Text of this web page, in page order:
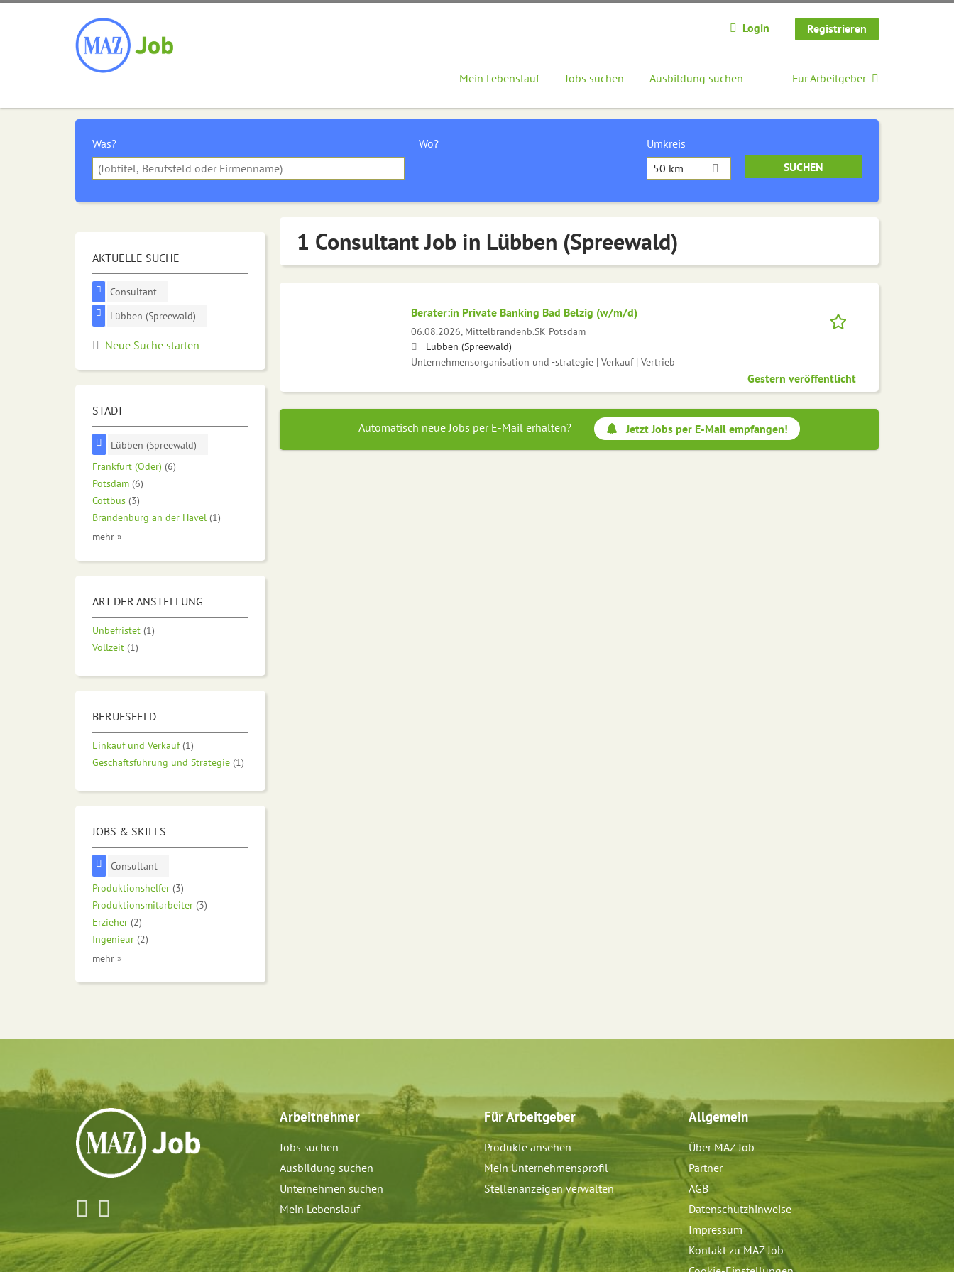
Login Registrieren
Mein Lebenslauf Jobs suchen Ausbildung suchen Für Arbeitgeber
Was? Wo?
Umkreis
50 km
1 Consultant Job in Lübben (Spreewald)
Berater:in Private Banking Bad Belzig (w/m/d)
06.08.2026, Mittelbrandenb.SK Potsdam
Lübben (Spreewald)
Unternehmensorganisation und -strategie | Verkauf | Vertrieb
Gestern veröffentlicht
Automatisch neue Jobs per E-Mail erhalten? Jetzt Jobs per E-Mail empfangen!
AKTUELLE SUCHE
Consultant
Lübben (Spreewald)
Neue Suche starten
STADT
Lübben (Spreewald)
Frankfurt (Oder) (6)
Potsdam (6)
Cottbus (3)
Brandenburg an der Havel (1)
mehr »
ART DER ANSTELLUNG
Unbefristet (1)
Vollzeit (1)
BERUFSFELD
Einkauf und Verkauf (1)
Geschäftsführung und Strategie (1)
JOBS & SKILLS
Consultant
Produktionshelfer (3)
Produktionsmitarbeiter (3)
Erzieher (2)
Ingenieur (2)
mehr »
Arbeitnehmer
Jobs suchen
Ausbildung suchen
Unternehmen suchen
Mein Lebenslauf
Für Arbeitgeber
Produkte ansehen
Mein Unternehmensprofil
Stellenanzeigen verwalten
Allgemein
Über MAZ Job
Partner
AGB
Datenschutzhinweise
Impressum
Kontakt zu MAZ Job